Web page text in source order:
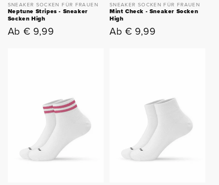
SNEAKER SOCKEN FÜR FRAUEN
Neptune Stripes - Sneaker
Socken High
Normaler
Ab € 9,99
SNEAKER SOCKEN FÜR FRAUEN
Mint Check - Sneaker Socken
High
Normaler
Ab € 9,99